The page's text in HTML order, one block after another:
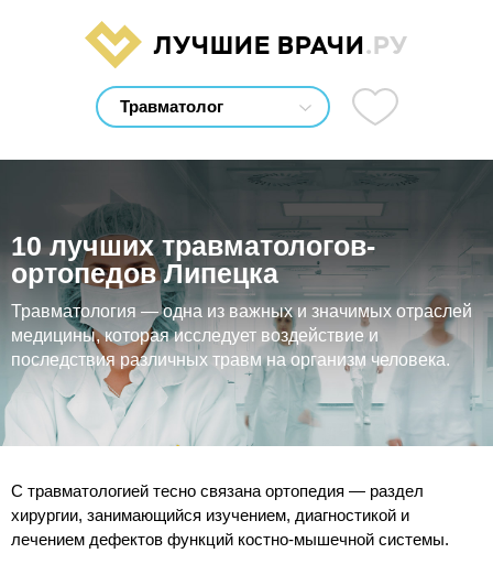
ЛУЧШИЕ ВРАЧИ.РУ
10 лучших травматологов-
ортопедов Липецка
Травматология — одна из важных и значимых отраслей
медицины, которая исследует воздействие и
последствия различных травм на организм человека.
С травматологией тесно связана ортопедия — раздел
хирургии, занимающийся изучением, диагностикой и
лечением дефектов функций костно-мышечной системы.